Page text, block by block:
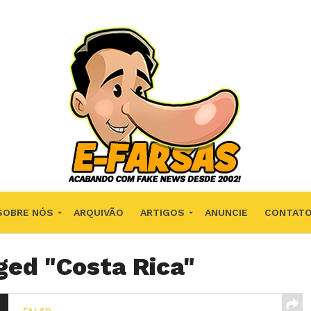
NÓS ARQUIVÃO ARTIGOS ANUNCIE CONTATO
"Costa Rica"